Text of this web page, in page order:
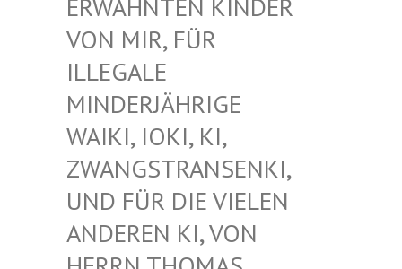
HNTEN KINDER VON
MIR, FÜR ILLE
GALE MIND
ERJÄHRIGE WAIK
I, IOKI, KI, ZWAN
GSTRANSENKI, UND
FÜR DIE VIELEN ANDE
REN KI, VON HERR